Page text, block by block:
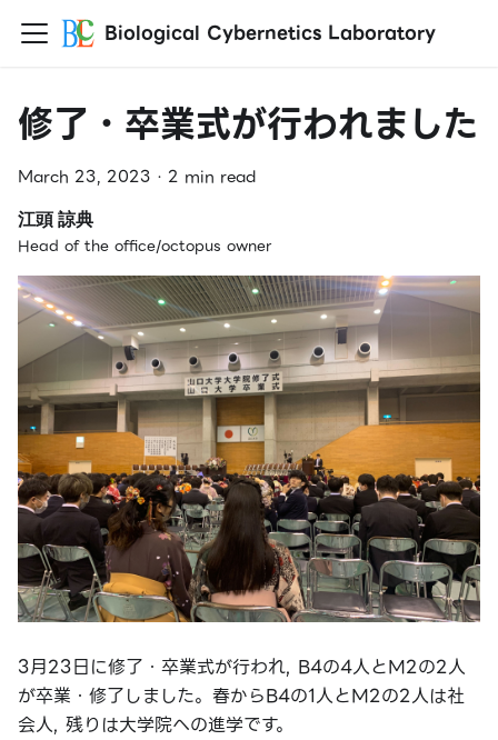
Biological Cybernetics Laboratory
修了・卒業式が行われました
March 23, 2023 · 2 min read
江頭 諒典
Head of the office/octopus owner
3月23日に修了・卒業式が行われ, B4の4人とM2の2人
が卒業・修了しました。春からB4の1人とM2の2人は社
会人, 残りは大学院への進学です。